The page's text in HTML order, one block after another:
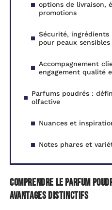
options de livraison,
promotions
Sécurité, ingrédients
pour peaux sensibles
Accompagnement
engagement qualité
Parfums poudrés :
olfactive
Nuances et
Notes phares et
Comprendre le parfum
avantages distinctifs